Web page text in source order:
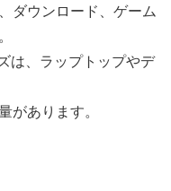
ダウンロード、ゲーム
は、ラップトップやデ
があります。